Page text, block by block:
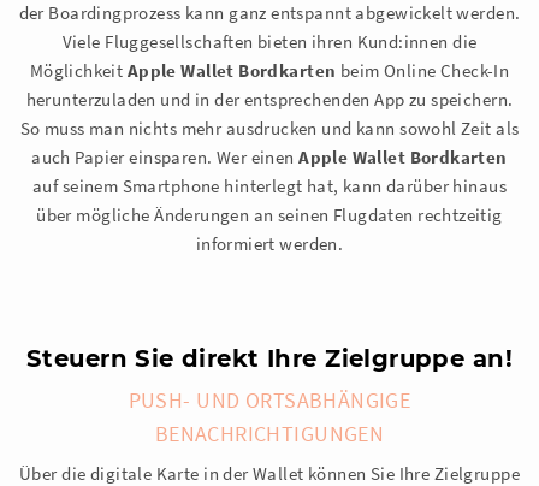
der Boardingprozess kann ganz entspannt abgewickelt werden.
Viele Fluggesellschaften bieten ihren Kund:innen die
Möglichkeit Apple Wallet Bordkarten beim Online Check-In
herunterzuladen und in der entsprechenden App zu speichern.
So muss man nichts mehr ausdrucken und kann sowohl Zeit als
auch Papier einsparen. Wer einenApple Wallet Bordkarten
auf seinem Smartphone hinterlegt hat, kann darüber hinaus
über mögliche Änderungen an seinen Flugdaten rechtzeitig
informiert werden.
Steuern Sie direkt Ihre Zielgruppe an!
PUSH- UND ORTSABHÄNGIGE
BENACHRICHTIGUNGEN
Über die digitale Karte in der Wallet können Sie Ihre Zielgruppe